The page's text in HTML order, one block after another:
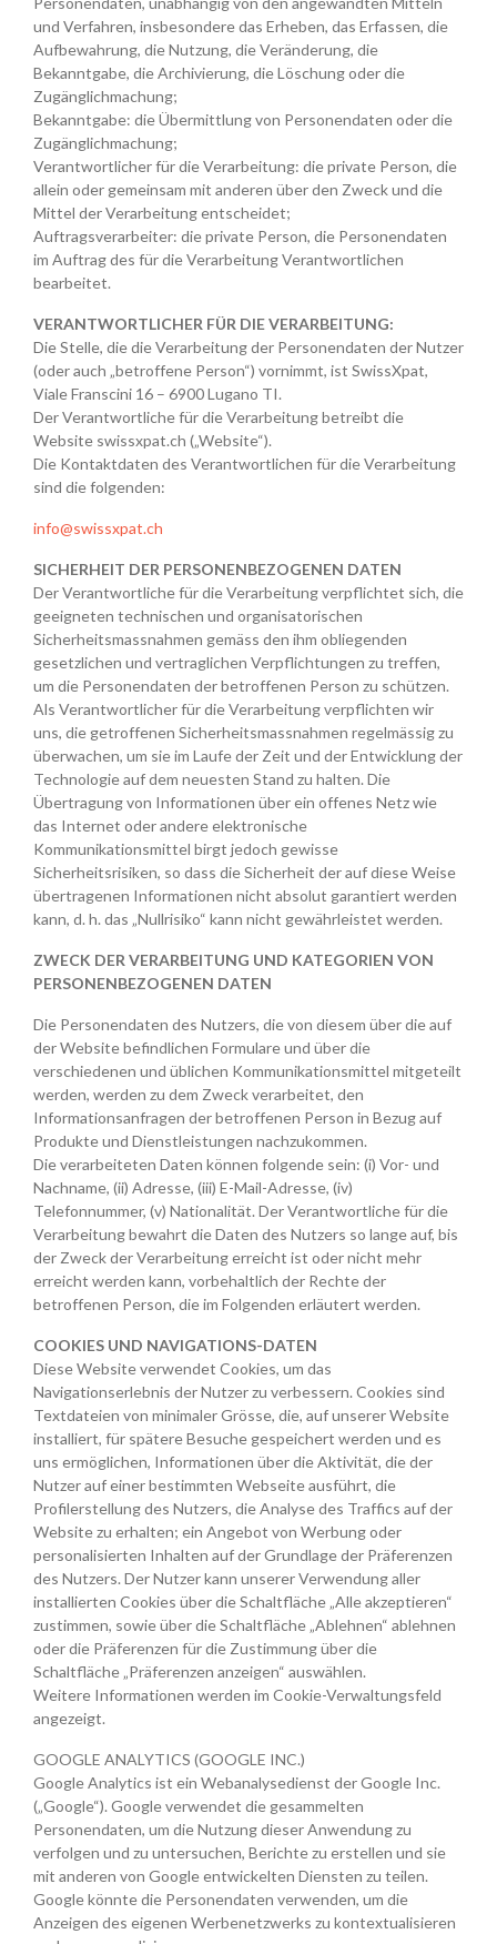
und Verfahren, insbesondere das Erheben, das Erfassen, die
Aufbewahrung, die Nutzung, die Veränderung, die
Bekanntgabe, die Archivierung, die Löschung oder die
Zugänglichmachung;
Bekanntgabe: die Übermittlung von Personendaten oder die
Zugänglichmachung;
Verantwortlicher für die Verarbeitung: die private Person, die
allein oder gemeinsam mit anderen über den Zweck und die
Mittel der Verarbeitung entscheidet;
Auftragsverarbeiter: die private Person, die Personendaten
im Auftrag des für die Verarbeitung Verantwortlichen
bearbeitet.
VERANTWORTLICHER FÜR DIE VERARBEITUNG:
Die Stelle, die die Verarbeitung der Personendaten der Nutzer
(oder auch „betroffene Person“) vornimmt, ist SwissXpat,
Viale Franscini 16 – 6900 Lugano TI.
Der Verantwortliche für die Verarbeitung betreibt die
Website swissxpat.ch („Website“).
Die Kontaktdaten des Verantwortlichen für die Verarbeitung
sind die folgenden:
info@swissxpat.ch
SICHERHEIT DER PERSONENBEZOGENEN DATEN
Der Verantwortliche für die Verarbeitung verpflichtet sich, die
geeigneten technischen und organisatorischen
Sicherheitsmassnahmen gemäss den ihm obliegenden
gesetzlichen und vertraglichen Verpflichtungen zu treffen,
um die Personendaten der betroffenen Person zu schützen.
Als Verantwortlicher für die Verarbeitung verpflichten wir
uns, die getroffenen Sicherheitsmassnahmen regelmässig zu
überwachen, um sie im Laufe der Zeit und der Entwicklung der
Technologie auf dem neuesten Stand zu halten. Die
Übertragung von Informationen über ein offenes Netz wie
das Internet oder andere elektronische
Kommunikationsmittel birgt jedoch gewisse
Sicherheitsrisiken, so dass die Sicherheit der auf diese Weise
übertragenen Informationen nicht absolut garantiert werden
kann, d. h. das „Nullrisiko“ kann nicht gewährleistet werden.
ZWECK DER VERARBEITUNG UND KATEGORIEN VON
PERSONENBEZOGENEN DATEN
Die Personendaten des Nutzers, die von diesem über die auf
der Website befindlichen Formulare und über die
verschiedenen und üblichen Kommunikationsmittel mitgeteilt
werden, werden zu dem Zweck verarbeitet, den
Informationsanfragen der betroffenen Person in Bezug auf
Produkte und Dienstleistungen nachzukommen.
Die verarbeiteten Daten können folgende sein: (i) Vor- und
Nachname, (ii) Adresse, (iii) E-Mail-Adresse, (iv)
Telefonnummer, (v) Nationalität. Der Verantwortliche für die
Verarbeitung bewahrt die Daten des Nutzers so lange auf, bis
der Zweck der Verarbeitung erreicht ist oder nicht mehr
erreicht werden kann, vorbehaltlich der Rechte der
betroffenen Person, die im Folgenden erläutert werden.
COOKIES UND NAVIGATIONS-DATEN
Diese Website verwendet Cookies, um das
Navigationserlebnis der Nutzer zu verbessern. Cookies sind
Textdateien von minimaler Grösse, die, auf unserer Website
installiert, für spätere Besuche gespeichert werden und es
uns ermöglichen, Informationen über die Aktivität, die der
Nutzer auf einer bestimmten Webseite ausführt, die
Profilerstellung des Nutzers, die Analyse des Traffics auf der
Website zu erhalten; ein Angebot von Werbung oder
personalisierten Inhalten auf der Grundlage der Präferenzen
des Nutzers. Der Nutzer kann unserer Verwendung aller
installierten Cookies über die Schaltfläche „Alle akzeptieren“
zustimmen, sowie über die Schaltfläche „Ablehnen“ ablehnen
oder die Präferenzen für die Zustimmung über die
Schaltfläche „Präferenzen anzeigen“ auswählen.
Weitere Informationen werden im Cookie-Verwaltungsfeld
angezeigt.
GOOGLE ANALYTICS (GOOGLE INC.)
Google Analytics ist ein Webanalysedienst der Google Inc.
(„Google“). Google verwendet die gesammelten
Personendaten, um die Nutzung dieser Anwendung zu
verfolgen und zu untersuchen, Berichte zu erstellen und sie
mit anderen von Google entwickelten Diensten zu teilen.
Google könnte die Personendaten verwenden, um die
Anzeigen des eigenen Werbenetzwerks zu kontextualisieren